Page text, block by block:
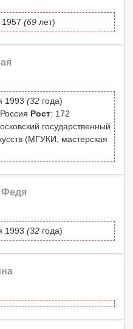
(69 лет)
1993 (32 года)
Рост: 172
государственный
(МГУКИ, мастерская
Федя
1993 (32 года)